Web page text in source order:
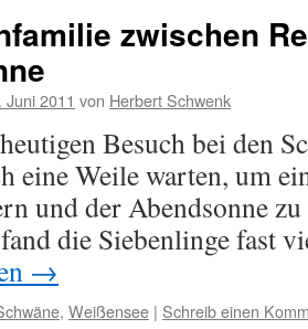
zwischen
Juni 2011 von Herbert Schwenk
Besuch bei den
eine Weile warten, um
und der Abendsonne
die Siebenlinge fast
→
, Weißensee | Schreib einen